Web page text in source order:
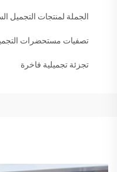
الجملة لمنتجات التجميل
تصفيات مستحضرات التجميل
تجزئة تجميلية فاخرة